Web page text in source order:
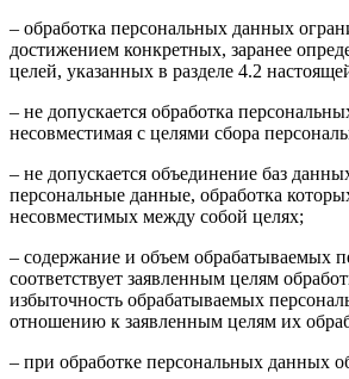
– обработка персональных данных
достижением конкретных, заранее
целей, указанных в разделе 4.2
– не допускается обработка
несовместимая с целями сбора
– не допускается объединение баз
персональные данные, обработка
несовместимых между собой целях;
– содержание и объем обрабатываемых
соответствует заявленным целям
избыточность обрабатываемых
отношению к заявленным целям их
– при обработке персональных данных